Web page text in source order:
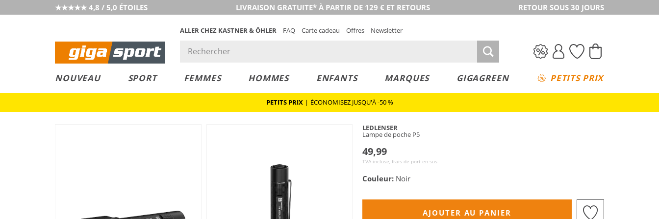
★★★★★ 4,8 / 5,0 ÉTOILES LIVRAISON GRATUITE* À PARTIR DE 129 € ET RETOURS RETOUR SOUS 30 JOURS
ALLER CHEZ KASTNER & ÖHLER FAQ Carte cadeau Offres Newsletter
NOUVEAU SPORT FEMMES HOMMES ENFANTS MARQUES GIGAGREEN PETITS PRIX
PETITS PRIX | ÉCONOMISEZ JUSQU'À -50 %
LEDLENSER
Lampe de poche P5
49,99
TVA incluse, frais de port en sus
Couleur: Noir
AJOUTER AU PANIER